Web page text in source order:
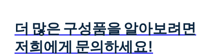
더 많은 구성품을 알아보려면
저희에게 문의하세요!